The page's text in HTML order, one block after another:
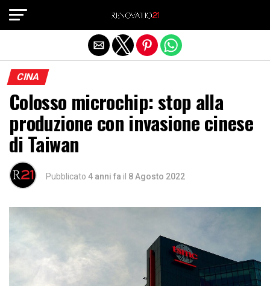
CINA
Colosso microchip: stop alla
produzione con invasione cinese
di Taiwan
Pubblicato 4 anni fa il 8 Agosto 2022
Exit mobile version